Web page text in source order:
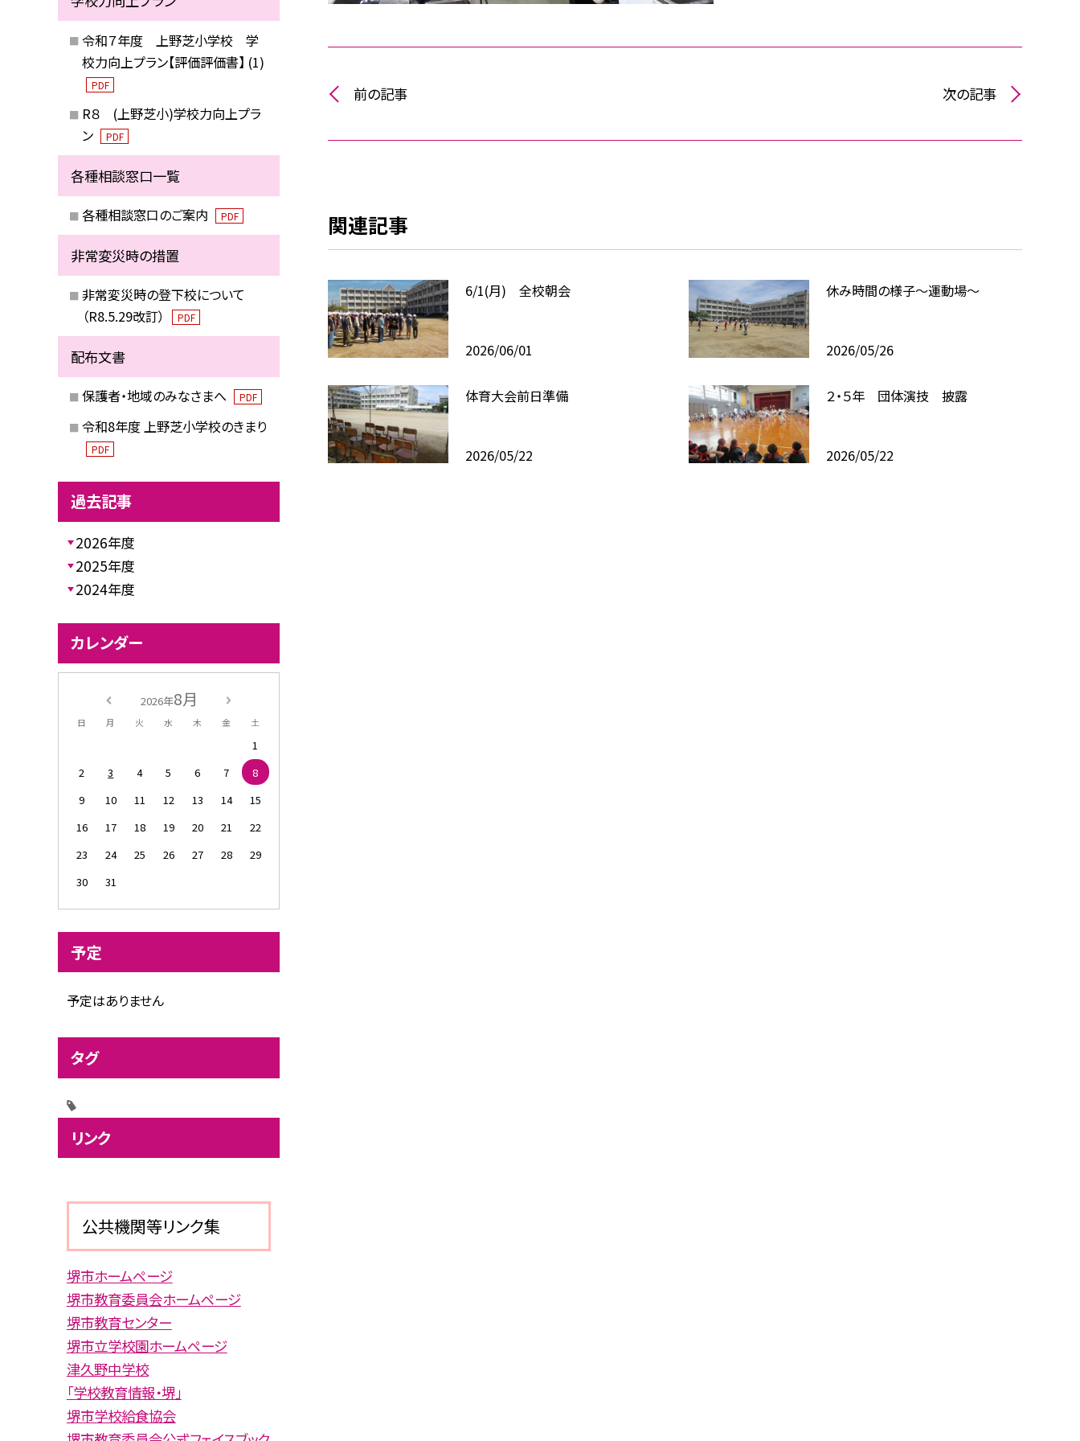
前の記事 次の記事
関連記事
6/1(月) 全校朝会
2026/06/01
休み時間の様子～運動場～
2026/05/26
体育大会前日準備
2026/05/22
２・５年 団体演技 披露
2026/05/22
令和７年度 上野芝小学校 学
校力向上プラン【評価評価書】 (1)
PDF
R８ (上野芝小)学校力向上プラ
ン
PDF
各種相談窓口一覧
各種相談窓口のご案内 PDF
非常変災時の措置
非常変災時の登下校について
（R8.5.29改訂）
PDF
配布文書
保護者・地域のみなさまへ PDF
令和8年度 上野芝小学校のきまり
PDF
過去記事
2026年度
2025年度
2024年度
カレンダー
2026年8月
日 月 火 水 木 金 土
1
2
3 4 5 6 7
8
9
10 11 12 13 14
15
16
17 18 19 20 21
22
23
24 25 26 27 28
29
30
31
予定
予定はありません
タグ
リンク
公共機関等リンク集
堺市ホームページ
堺市教育委員会ホームページ
堺市教育センター
堺市立学校園ホームページ
津久野中学校
「学校教育情報・堺」
堺市学校給食協会